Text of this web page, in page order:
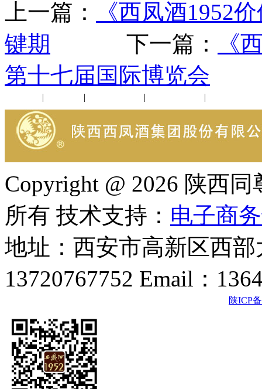
上一篇：
《西凤酒1952
键期
下一篇：
《
第十七届国际博览会
| | | |
Copyright @ 2026 陕西
所有 技术支持： 电子商
地址：西安市高新区西
13720767752 Email：
陕ICP